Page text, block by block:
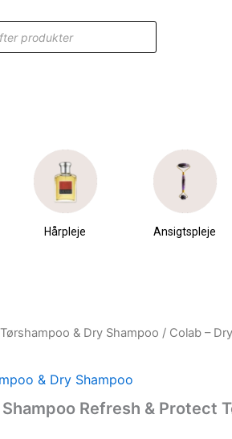
Hårpleje Ansigtspleje
Tørshampoo & Dry Shampoo / Colab –
& Dry Shampoo
Refresh & Protect
Current
price
is: